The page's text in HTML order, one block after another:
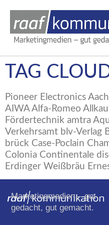
TAG
Pioneer Electronics
AIWA Alfa-Romeo
Fördertechnik amtra
Verkehrsamt blv-Verlag
brück Case-Poclain
Colonia Continentale
Erdinger Weißbräu
Marketingmedien – gut
gedacht, gut gemacht.